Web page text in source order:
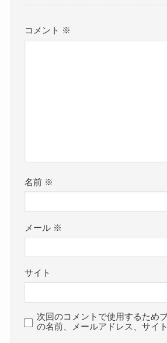
コメント ※
名前 ※
メール ※
サイト
次回のコメントで使用するため
の名前、メールアドレス、サイ